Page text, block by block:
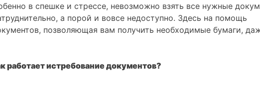
в спешке и стрессе, невозможно взять все нужные
а порой и вовсе недоступно. Здесь на помощь
позволяющая вам получить необходимые бумаги,
работает истребование документов?